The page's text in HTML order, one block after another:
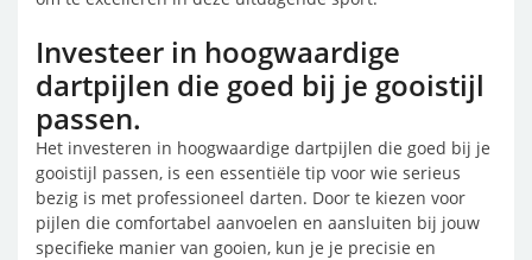
Investeer in hoogwaardige
dartpijlen die goed bij je gooistijl
passen.
Het investeren in hoogwaardige dartpijlen die goed bij je
gooistijl passen, is een essentiële tip voor wie serieus
bezig is met professioneel darten. Door te kiezen voor
pijlen die comfortabel aanvoelen en aansluiten bij jouw
specifieke manier van gooien, kun je je precisie en